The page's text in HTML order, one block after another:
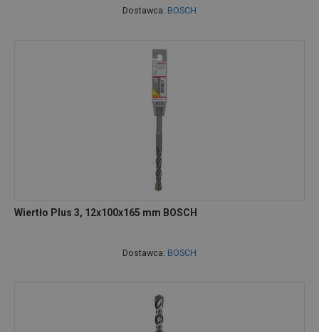
Dostawca: BOSCH
Wiertło Plus 3, 12x100x165 mm BOSCH
Dostawca: BOSCH